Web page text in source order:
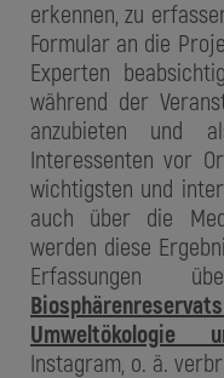
erkennen, zu
Formular an die
Experten
während der
anzubieten und
Interessenten vor
wichtigsten und
auch über die
werden diese
Erfassungen
Umweltökologie
Instagram, o. ä.